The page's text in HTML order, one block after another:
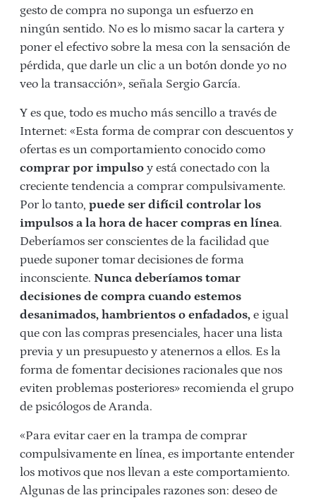
gesto de compra no suponga un esfuerzo en
ningún sentido. No es lo mismo sacar la cartera y
poner el efectivo sobre la mesa con la sensación de
pérdida, que darle un clic a un botón donde yo no
veo la transacción», señala Sergio García.
Y es que, todo es mucho más sencillo a través de
Internet: «Esta forma de comprar con descuentos y
ofertas es un comportamiento conocido como
comprar por impulso y está conectado con la
creciente tendencia a comprar compulsivamente.
Por lo tanto, puede ser difícil controlar los
impulsos a la hora de hacer compras en línea.
Deberíamos ser conscientes de la facilidad que
puede suponer tomar decisiones de forma
inconsciente. Nunca deberíamos tomar
decisiones de compra cuando estemos
desanimados, hambrientos o enfadados, e igual
que con las compras presenciales, hacer una lista
previa y un presupuesto y atenernos a ellos. Es la
forma de fomentar decisiones racionales que nos
eviten problemas posteriores» recomienda el grupo
de psicólogos de Aranda.
«Para evitar caer en la trampa de comprar
compulsivamente en línea, es importante entender
los motivos que nos llevan a este comportamiento.
Algunas de las principales razones son: deseo de